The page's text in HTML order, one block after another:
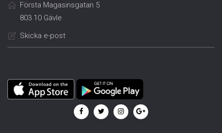
Första Magasinsgatan 5
803 10 Gävle
Skicka e-post